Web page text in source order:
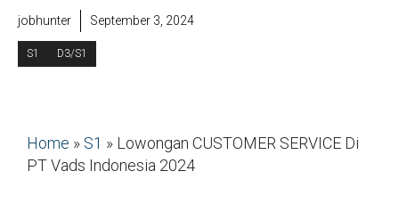
jobhunter September 3, 2024
S1 D3/S1
Home » S1 » Lowongan CUSTOMER SERVICE Di
PT Vads Indonesia 2024